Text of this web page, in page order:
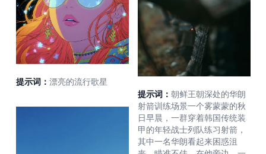
提示词： 漂亮的流行歌星
提示词： 朝鲜王朝深处的华朗
射箭训练场景一个雾蒙蒙的秋
日早晨，一群穿着韩国传统装
甲的年轻战士列队练习射箭，
其中一名华朗看起来困惑沮